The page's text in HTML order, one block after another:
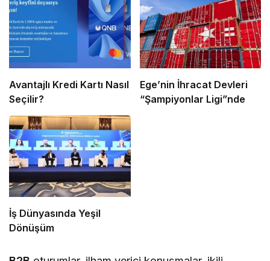
Avantajlı Kredi Kartı Nasıl
Seçilir?
Ege’nin İhracat Devleri
“Şampiyonlar Ligi”nde
İş Dünyasında Yeşil
Dönüşüm